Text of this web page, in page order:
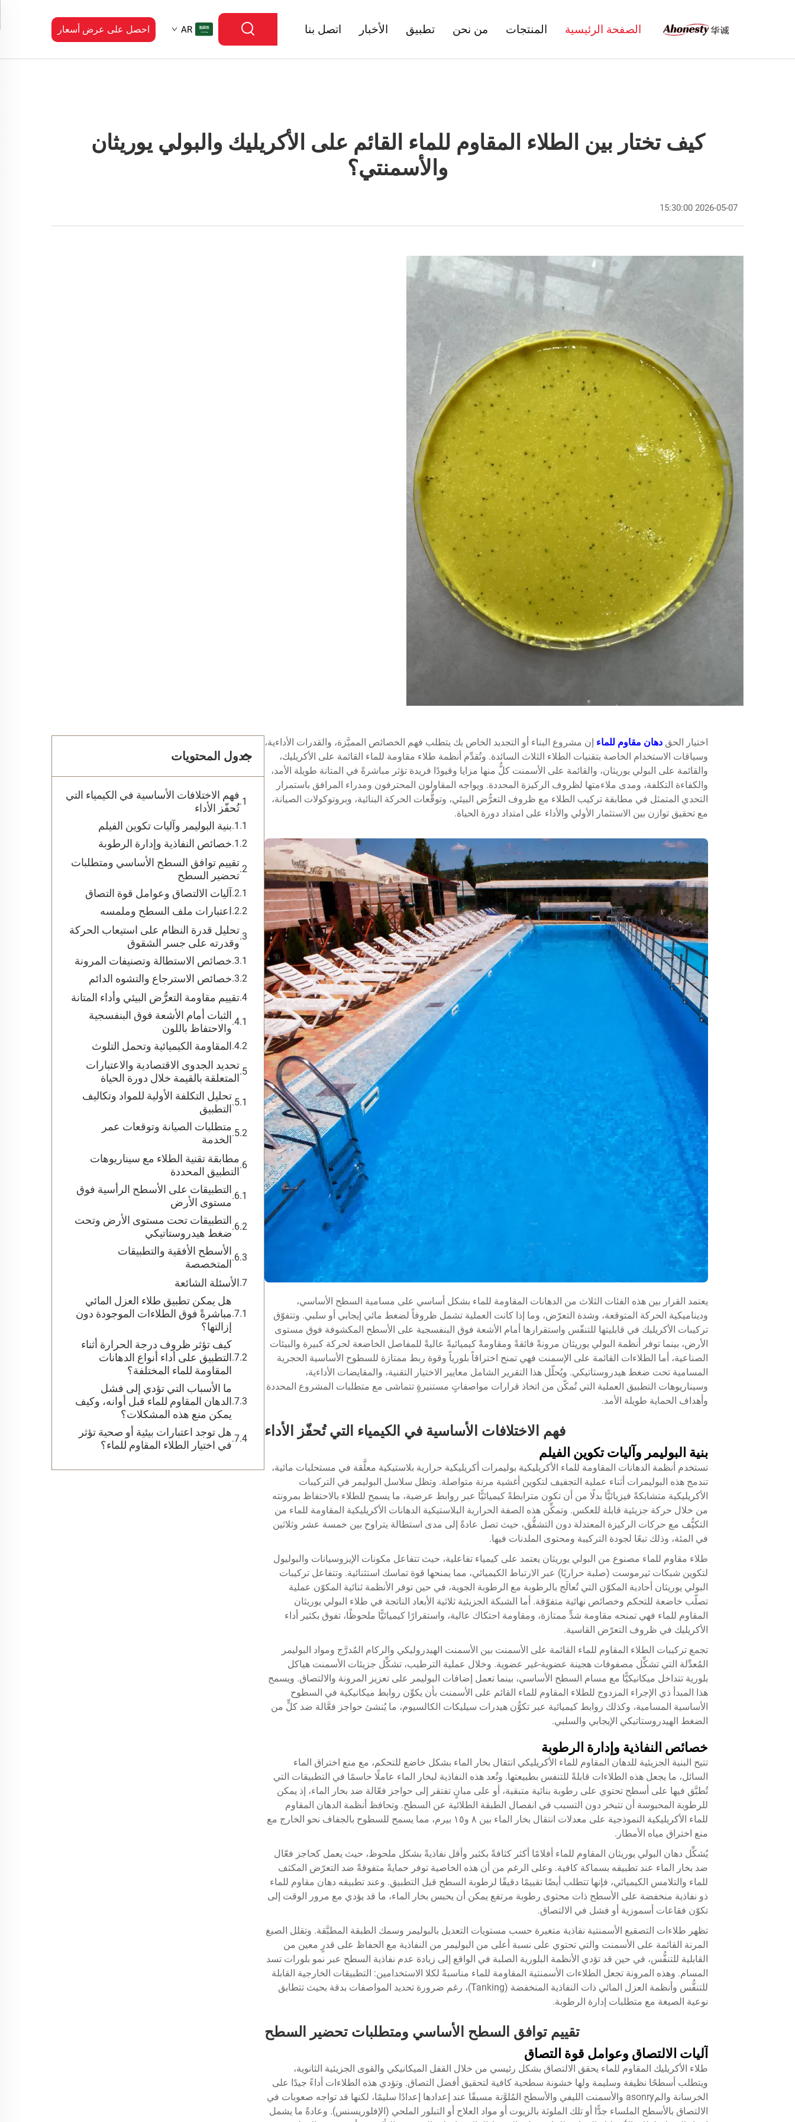
الصفحة الرئيسية المنتجات من نحن تطبيق الأخبار اتصل بنا AR احصل على عرض أسعار
كيف تختار بين الطلاء المقاوم للماء القائم على الأكريليك والبولي يوريثان
والأسمنتي؟
2026-05-07 15:30:00
اختيار الحق دهان مقاوم للماء إن مشروع البناء أو التجديد الخاص بك يتطلب فهم الخصائص المميَّزة، والقدرات الأداءية،
وسياقات الاستخدام الخاصة بتقنيات الطلاء الثلاث السائدة. وتُقدِّم أنظمة طلاء مقاومة للماء القائمة على الأكريليك،
والقائمة على البولي يوريثان، والقائمة على الأسمنت كلٌّ منها مزايا وقيودًا فريدة تؤثر مباشرةً في المتانة طويلة الأمد،
والكفاءة التكلفة، ومدى ملاءمتها لظروف الركيزة المحددة. ويواجه المقاولون المحترفون ومدراء المرافق باستمرار
التحدي المتمثل في مطابقة تركيب الطلاء مع ظروف التعرُّض البيئي، وتوقُّعات الحركة البنائية، وبروتوكولات الصيانة،
مع تحقيق توازن بين الاستثمار الأولي والأداء على امتداد دورة الحياة.
يعتمد القرار بين هذه الفئات الثلاث من الدهانات المقاومة للماء بشكل أساسي على مسامية السطح الأساسي،
وديناميكية الحركة المتوقعة، وشدة التعرّض، وما إذا كانت العملية تشمل ظروفاً لضغط مائي إيجابي أو سلبي. وتتفوّق
تركيبات الأكريليك في قابليتها للتنفّس واستقرارها أمام الأشعة فوق البنفسجية على الأسطح المكشوفة فوق مستوى
الأرض، بينما توفر أنظمة البولي يوريثان مرونةً فائقةً ومقاومةً كيميائيةً عاليةً للمفاصل الخاضعة لحركة كبيرة والبيئات
الصناعية، أما الطلاءات القائمة على الإسمنت فهي تمنح اختراقاً بلورياً وقوة ربط ممتازة للسطوح الأساسية الحجرية
المسامية تحت ضغط هيدروستاتيكي. ويُحلّل هذا التقرير الشامل معايير الاختيار التقنية، والمقايضات الأداءية،
وسيناريوهات التطبيق العملية التي تُمكّن من اتخاذ قرارات مواصفاتٍ مستنيرةٍ تتماشى مع متطلبات المشروع المحددة
وأهداف الحماية طويلة الأمد.
فهم الاختلافات الأساسية في الكيمياء التي تُحفّز الأداء
بنية البوليمر وآليات تكوين الفيلم
تستخدم أنظمة الدهانات المقاومة للماء الأكريليكية بوليمرات أكريليكية حرارية بلاستيكية معلَّقة في مستحلبات مائية،
تندمج هذه البوليمرات أثناء عملية التجفيف لتكوين أغشية مرنة متواصلة. وتظل سلاسل البوليمر في التركيبات
الأكريليكية متشابكةً فيزيائيًّا بدلًا من أن تكون مترابطةً كيميائيًّا عبر روابط عرضية، ما يسمح للطلاء بالاحتفاظ بمرونته
من خلال حركة جزيئية قابلة للعكس. وتمكِّن هذه الصفة الحرارية البلاستيكية الدهانات الأكريليكية المقاومة للماء من
التكيُّف مع حركات الركيزة المعتدلة دون التشقُّق، حيث تصل عادةً إلى مدى استطالة يتراوح بين خمسة عشر وثلاثين
في المئة، وذلك تبعًا لجودة التركيبة ومحتوى الملدنات فيها.
طلاء مقاوم للماء مصنوع من البولي يوريثان يعتمد على كيمياء تفاعلية، حيث تتفاعل مكونات الإيزوسيانات والبوليول
لتكوين شبكات ثيرموست (صلبة حراريًا) عبر الارتباط الكيميائي، مما يمنحها قوة تماسك استثنائية. وتتفاعل تركيبات
البولي يوريثان أحادية المكوّن التي تُعالَج بالرطوبة مع الرطوبة الجوية، في حين توفر الأنظمة ثنائية المكوّن عملية
تصلّب خاضعة للتحكم وخصائص نهائية متفوّقة. أما الشبكة الجزيئية ثلاثية الأبعاد الناتجة في طلاء البولي يوريثان
المقاوم للماء فهي تمنحه مقاومة شدٍّ ممتازة، ومقاومة احتكاك عالية، واستقرارًا كيميائيًّا ملحوظًا، تفوق بكثير أداء
الأكريليك في ظروف التعرّض القاسية.
تجمع تركيبات الطلاء المقاوم للماء القائمة على الأسمنت بين الأسمنت الهيدروليكي والركام المُدرَّج ومواد البوليمر
المُعدِّلة التي تشكِّل مصفوفات هجينة عضوية-غير عضوية. وخلال عملية الترطيب، تشكِّل جزيئات الأسمنت هياكل
بلورية تتداخل ميكانيكيًّا مع مسام السطح الأساسي، بينما تعمل إضافات البوليمر على تعزيز المرونة والالتصاق. ويسمح
هذا المبدأ ذي الإجراء المزدوج للطلاء المقاوم للماء القائم على الأسمنت بأن يكوِّن روابط ميكانيكية في السطوح
الأساسية المسامية، وكذلك روابط كيميائية عبر تكوُّن هيدرات سيليكات الكالسيوم، ما يُنشئ حواجز فعَّالة ضد كلٍّ من
الضغط الهيدروستاتيكي الإيجابي والسلبي.
خصائص النفاذية وإدارة الرطوبة
تتيح البنية الجزيئية للدهان المقاوم للماء الأكريليكي انتقال بخار الماء بشكل خاضع للتحكم، مع منع اختراق الماء
السائل، ما يجعل هذه الطلاءات قابلةً للتنفس بطبيعتها. وتُعد هذه النفاذية لبخار الماء عاملًا حاسمًا في التطبيقات التي
تُطبَّق فيها على أسطح تحتوي على رطوبة بنائية متبقية، أو على مبانٍ تفتقر إلى حواجز فعّالة ضد بخار الماء، إذ يمكن
للرطوبة المحبوسة أن تتبخر دون التسبب في انفصال الطبقة الطلائية عن السطح. وتحافظ أنظمة الدهان المقاوم
للماء الأكريليكية النموذجية على معدلات انتقال بخار الماء بين ٨ و١٥ بيرم، مما يسمح للسطوح بالجفاف نحو الخارج مع
منع اختراق مياه الأمطار.
يُشكِّل دهان البولي يوريثان المقاوم للماء أفلامًا أكثر كثافةً بكثير وأقل نفاذيةً بشكل ملحوظ، حيث يعمل كحاجز فعّال
ضد بخار الماء عند تطبيقه بسماكة كافية. وعلى الرغم من أن هذه الخاصية توفر حمايةً متفوقةً ضد التعرّض المكثف
للماء والتلامس الكيميائي، فإنها تتطلب أيضًا تقييمًا دقيقًا لرطوبة السطح قبل التطبيق. وعند تطبيقه دهان مقاوم للماء
ذو نفاذية منخفضة على الأسطح ذات محتوى رطوبة مرتفع يمكن أن يحبس بخار الماء، ما قد يؤدي مع مرور الوقت إلى
تكوّن فقاعات أسموزية أو فشل في الالتصاق.
تظهر طلاءات التصقيع الأسمنتية نفاذية متغيرة حسب مستويات التعديل بالبوليمر وسمك الطبقة المطبَّقة. وتقلل الصيغ
المرنة القائمة على الأسمنت والتي تحتوي على نسبة أعلى من البوليمر من النفاذية مع الحفاظ على قدرٍ معين من
القابلية للتنفُّس، في حين قد تؤدي الأنظمة البلورية الصلبة في الواقع إلى زيادة عدم نفاذية السطح عبر نمو بلورات تسد
المسام. وهذه المرونة تجعل الطلاءات الأسمنتية المقاومة للماء مناسبةً لكلا الاستخدامين: التطبيقات الخارجية القابلة
للتنفُّس وأنظمة العزل المائي ذات النفاذية المنخفضة (Tanking)، رغم ضرورة تحديد المواصفات بدقة بحيث تتطابق
نوعية الصيغة مع متطلبات إدارة الرطوبة.
تقييم توافق السطح الأساسي ومتطلبات تحضير السطح
آليات الالتصاق وعوامل قوة التصاق
طلاء الأكريليك المقاوم للماء يحقق الالتصاق بشكل رئيسي من خلال القفل الميكانيكي والقوى الجزيئية الثانوية،
ويتطلب أسطحًا نظيفة وسليمة ولها خشونة سطحية كافية لتحقيق أفضل التصاق. وتؤدي هذه الطلاءات أداءً جيدًا على
الخرسانة والمasonry والأسمنت الليفي والأسطح المُلوَّنة مسبقًا عند إعدادها إعدادًا سليمًا، لكنها قد تواجه صعوبات في
الالتصاق بالأسطح الملساء جدًّا أو تلك الملوثة بالزيوت أو مواد العلاج أو التبلور الملحي (الإفلوريسنس). وعادةً ما يشمل
جدول المحتويات
فهم الاختلافات الأساسية في الكيمياء التي
تُحفّز الأداء
بنية البوليمر وآليات تكوين الفيلم
خصائص النفاذية وإدارة الرطوبة
تقييم توافق السطح الأساسي ومتطلبات
تحضير السطح
آليات الالتصاق وعوامل قوة التصاق
اعتبارات ملف السطح وملمسه
تحليل قدرة النظام على استيعاب الحركة
وقدرته على جسر الشقوق
خصائص الاستطالة وتصنيفات المرونة
خصائص الاسترجاع والتشوه الدائم
تقييم مقاومة التعرُّض البيئي وأداء المتانة
الثبات أمام الأشعة فوق البنفسجية
والاحتفاظ باللون
المقاومة الكيميائية وتحمل التلوث
تحديد الجدوى الاقتصادية والاعتبارات
المتعلقة بالقيمة خلال دورة الحياة
تحليل التكلفة الأولية للمواد وتكاليف
التطبيق
متطلبات الصيانة وتوقعات عمر
الخدمة
مطابقة تقنية الطلاء مع سيناريوهات
التطبيق المحددة
التطبيقات على الأسطح الرأسية فوق
مستوى الأرض
التطبيقات تحت مستوى الأرض وتحت
ضغط هيدروستاتيكي
الأسطح الأفقية والتطبيقات
المتخصصة
الأسئلة الشائعة
هل يمكن تطبيق طلاء العزل المائي
مباشرةً فوق الطلاءات الموجودة دون
إزالتها؟
كيف تؤثر ظروف درجة الحرارة أثناء
التطبيق على أداء أنواع الدهانات
المقاومة للماء المختلفة؟
ما الأسباب التي تؤدي إلى فشل
الدهان المقاوم للماء قبل أوانه، وكيف
يمكن منع هذه المشكلات؟
هل توجد اعتبارات بيئية أو صحية تؤثر
في اختيار الطلاء المقاوم للماء؟